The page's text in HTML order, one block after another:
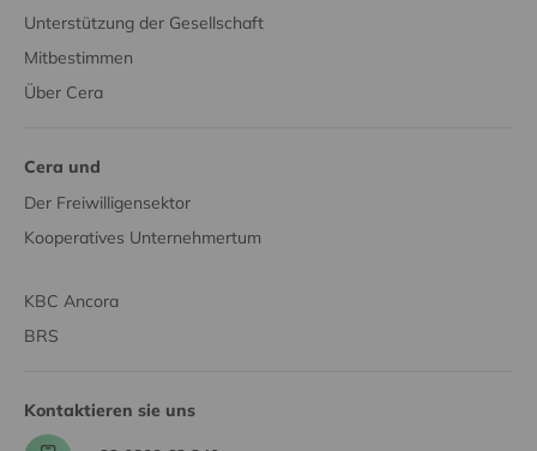
Unterstützung der Gesellschaft
Mitbestimmen
Über Cera
Cera und
Der Freiwilligensektor
Kooperatives Unternehmertum
KBC Ancora
BRS
Kontaktieren sie uns